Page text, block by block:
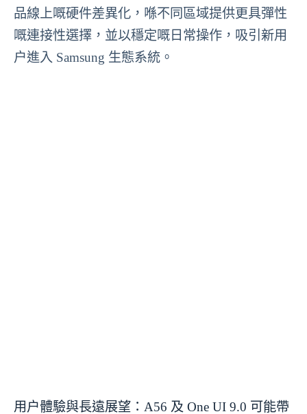
品線上嘅硬件差異化，喺不同區域提供更具彈性
嘅連接性選擇，並以穩定嘅日常操作，吸引新用
户進入 Samsung 生態系統。
用户體驗與長遠展望：A56 及 One UI 9.0 可能帶